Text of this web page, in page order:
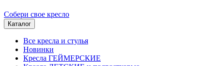
Собери свое кресло
Каталог
Все кресла и стулья
Новинки
Кресла ГЕЙМЕРСКИЕ